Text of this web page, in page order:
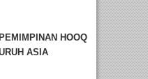
HOOQ
ASIA